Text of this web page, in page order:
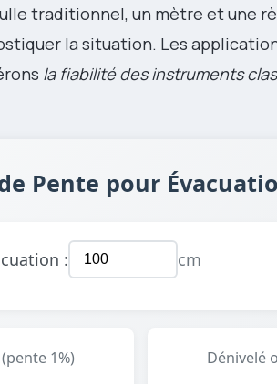
traditionnel, un mètre et une
la situation. Les
la fiabilité des instruments
Pente pour
: cm
1%) Dénivelé